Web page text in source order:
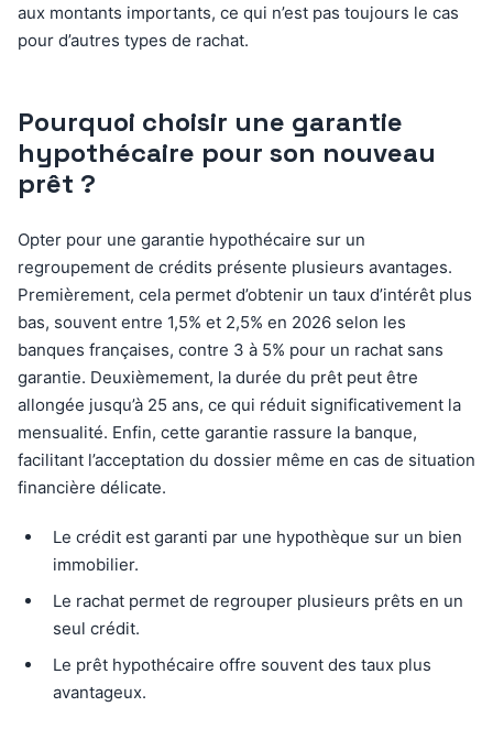
aux montants importants, ce qui n’est pas toujours le cas
pour d’autres types de rachat.
Pourquoi choisir une garantie
hypothécaire pour son nouveau
prêt ?
Opter pour une garantie hypothécaire sur un
regroupement de crédits présente plusieurs avantages.
Premièrement, cela permet d’obtenir un taux d’intérêt plus
bas, souvent entre 1,5% et 2,5% en 2026 selon les
banques françaises, contre 3 à 5% pour un rachat sans
garantie. Deuxièmement, la durée du prêt peut être
allongée jusqu’à 25 ans, ce qui réduit significativement la
mensualité. Enfin, cette garantie rassure la banque,
facilitant l’acceptation du dossier même en cas de situation
financière délicate.
Le crédit est garanti par une hypothèque sur un bien
immobilier.
Le rachat permet de regrouper plusieurs prêts en un
seul crédit.
Le prêt hypothécaire offre souvent des taux plus
avantageux.